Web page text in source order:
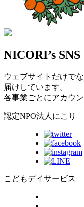
NICORI’s SNS
ウェブサイトだけで
届けしています。
各事業ごとにアカウ
認定NPO法人にこり
こどもデイサービス